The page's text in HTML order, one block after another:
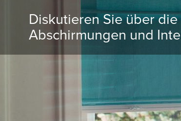
Diskutieren Sie über
Abschirmungen und